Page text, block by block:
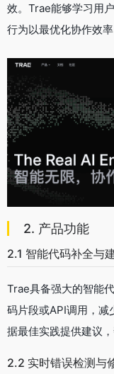
效。Trae能够学习用
行为以最优化协作效
2. 产品功能
2.1 智能代码补全与
Trae具备强大的智能
码片段或API调用，减
据最佳实践提供建议
2.2 实时错误检测与